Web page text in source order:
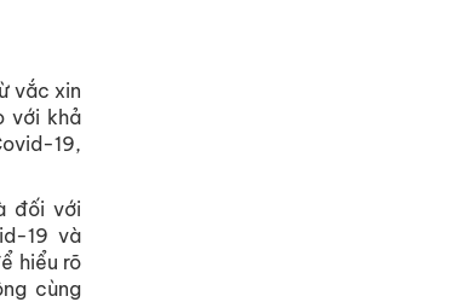
vắc xin
với khả
19,
đối với
19 và
hiểu rõ
cùng